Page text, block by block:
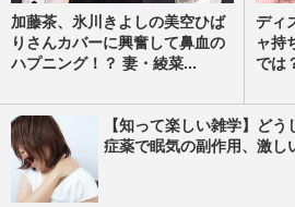
加藤茶、氷川きよしの美空ひば
りさんカバーに興奮して鼻血の
ハプニング！？ 妻・綾菜...
ディ
ャ持
では
【知って楽しい雑学】ど
症薬で眠気の副作用、激し